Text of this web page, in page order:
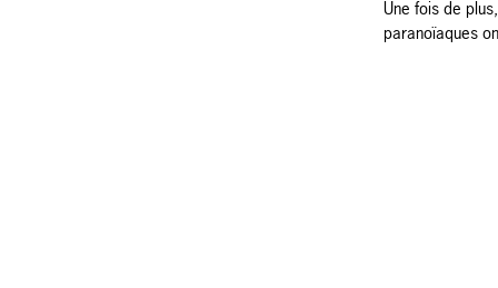
Une fois de
paranoïaques